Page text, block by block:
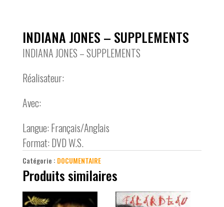
INDIANA JONES – SUPPLEMENTS
INDIANA JONES – SUPPLEMENTS
Réalisateur:
Avec:
Langue: Français/Anglais
Format: DVD W.S.
Catégorie : DOCUMENTAIRE
Produits similaires